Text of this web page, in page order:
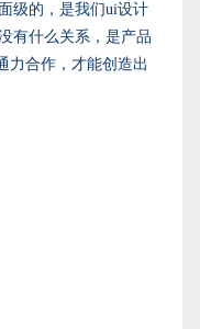
级的，是我们ui设计
有什么关系，是产品
力合作，才能创造出